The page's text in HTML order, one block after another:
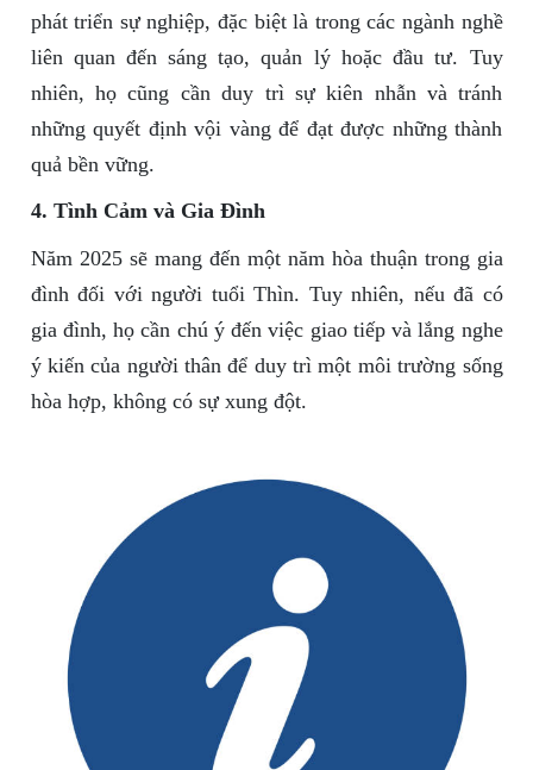
phát triển sự nghiệp, đặc biệt là trong các ngành nghề
liên quan đến sáng tạo, quản lý hoặc đầu tư. Tuy
nhiên, họ cũng cần duy trì sự kiên nhẫn và tránh
những quyết định vội vàng để đạt được những thành
quả bền vững.
4. Tình Cảm và Gia Đình
Năm 2025 sẽ mang đến một năm hòa thuận trong gia
đình đối với người tuổi Thìn. Tuy nhiên, nếu đã có
gia đình, họ cần chú ý đến việc giao tiếp và lắng nghe
ý kiến của người thân để duy trì một môi trường sống
hòa hợp, không có sự xung đột.